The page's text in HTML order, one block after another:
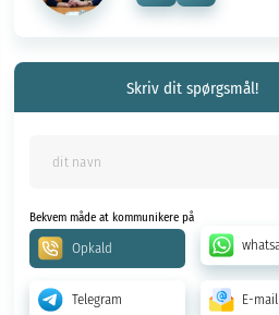
Skriv dit spørgsmål!
Bekvem måde at kommunikere på
Opkald
Telegram E-mail